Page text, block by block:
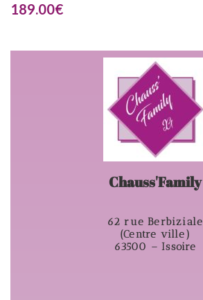
189.00€
Chauss'Family
62 rue Berbiziale
(Centre ville)
63500 – Issoire